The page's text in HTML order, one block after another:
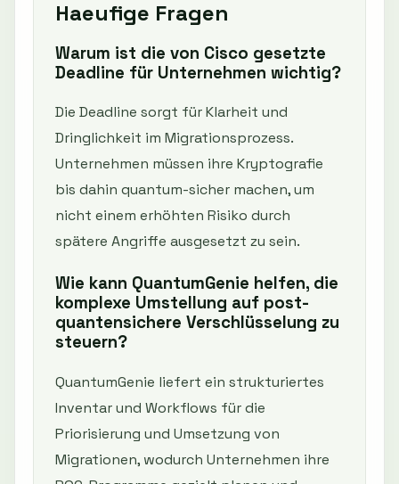
Haeufige Fragen
Warum ist die von Cisco gesetzte
Deadline für Unternehmen wichtig?
Die Deadline sorgt für Klarheit und
Dringlichkeit im Migrationsprozess.
Unternehmen müssen ihre Kryptografie
bis dahin quantum-sicher machen, um
nicht einem erhöhten Risiko durch
spätere Angriffe ausgesetzt zu sein.
Wie kann QuantumGenie helfen, die
komplexe Umstellung auf post-
quantensichere Verschlüsselung zu
steuern?
QuantumGenie liefert ein strukturiertes
Inventar und Workflows für die
Priorisierung und Umsetzung von
Migrationen, wodurch Unternehmen ihre